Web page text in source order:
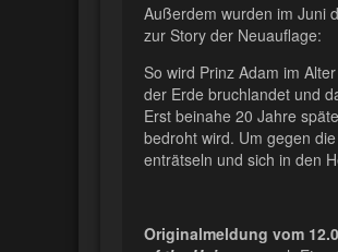
Außerdem wurden im Juni
zur Story der Neuauflage:
So wird Prinz Adam im
der Erde bruchlandet und
Erst beinahe 20 Jahre
bedroht wird. Um gegen
enträtseln und sich in den
Originalmeldung vom